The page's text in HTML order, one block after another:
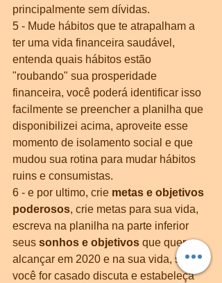
principalmente sem dívidas.
5 - Mude hábitos que te atrapalham a
ter uma vida financeira saudável,
entenda quais hábitos estão
"roubando" sua prosperidade
financeira, você poderá identificar isso
facilmente se preencher a planilha que
disponibilizei acima, aproveite esse
momento de isolamento social e que
mudou sua rotina para mudar hábitos
ruins e consumistas.
6 - e por ultimo, crie metas e objetivos
poderosos, crie metas para sua vida,
escreva na planilha na parte inferior
seus sonhos e objetivos que quer
alcançar em 2020 e na sua vida, se
você for casado discuta e estabeleça